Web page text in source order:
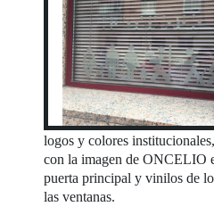
logos y colores
con la imagen de ONCELIO
puerta principal y vinilos de
las ventanas.